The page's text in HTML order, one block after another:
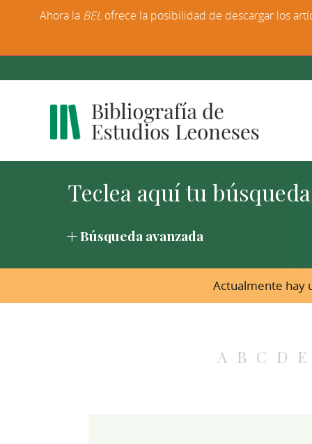
Búsqueda avanzada
Actualmente hay
A B C D E
Ahora la BEL ofrece la posibilidad de descargar los